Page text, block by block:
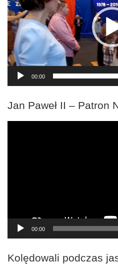
00:00
Jan Paweł II – Patron
00:00
Kolędowali podczas